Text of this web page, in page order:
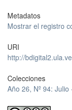
Metadatos
Mostrar el registro
URI
http://
Colecciones
Año 26, Nº 94: